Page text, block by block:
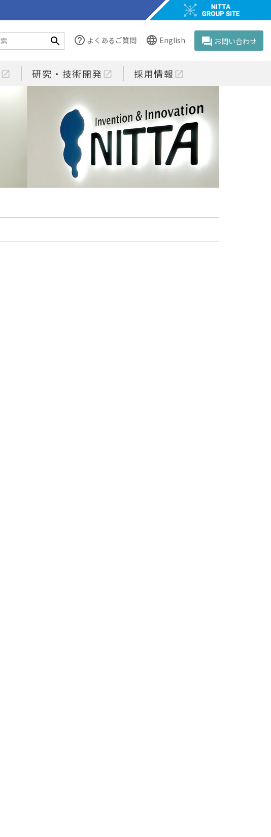
open_in_new 研究・技術開発 open_in_new 採用情報 open_in_new
help_outline よくあるご質問 language English question_answer お問い合わせ